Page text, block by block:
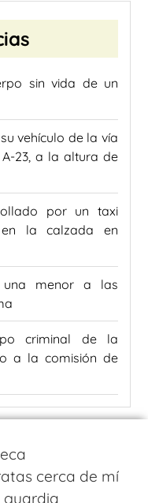
sin vida de un
vehículo de la vía
23, a la altura de
por un taxi
la calzada en
una menor a las
criminal de la
a la comisión de
cerca de mí
guardia